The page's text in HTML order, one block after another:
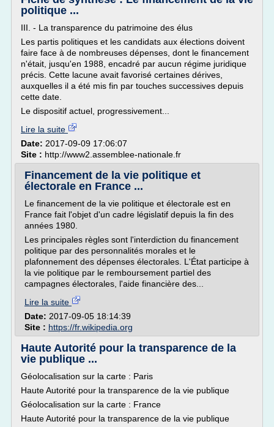
politique ...
III. - La transparence du patrimoine des élus
Les partis politiques et les candidats aux élections doivent
faire face à de nombreuses dépenses, dont le financement
n'était, jusqu'en 1988, encadré par aucun régime juridique
précis. Cette lacune avait favorisé certaines dérives,
auxquelles il a été mis fin par touches successives depuis
cette date.
Le dispositif actuel, progressivement...
Lire la suite
Date: 2017-09-09 17:06:07
Site : http://www2.assemblee-nationale.fr
Financement de la vie politique et
électorale en France ...
Le financement de la vie politique et électorale est en
France fait l'objet d'un cadre législatif depuis la fin des
années 1980.
Les principales règles sont l'interdiction du financement
politique par des personnalités morales et le
plafonnement des dépenses électorales. L'État participe à
la vie politique par le remboursement partiel des
campagnes électorales, l'aide financière des...
Lire la suite
Date: 2017-09-05 18:14:39
Site : https://fr.wikipedia.org
Haute Autorité pour la transparence de la
vie publique ...
Géolocalisation sur la carte : Paris
Haute Autorité pour la transparence de la vie publique
Géolocalisation sur la carte : France
Haute Autorité pour la transparence de la vie publique